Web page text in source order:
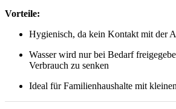
Vorteile:
Hygienisch, da kein Kontakt mit der
Wasser wird nur bei Bedarf
Verbrauch zu senken
Ideal für Familienhaushalte mit